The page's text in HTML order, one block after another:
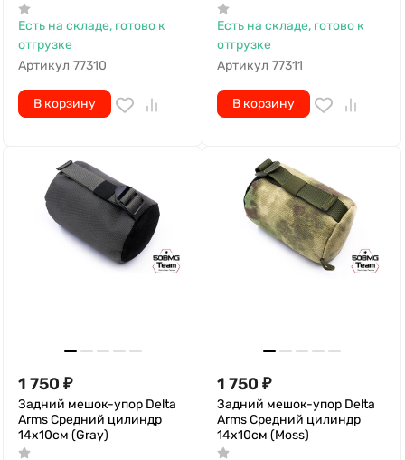
Есть на складе, готово к
отгрузке
Артикул 77310
В корзину
Есть на складе, готово к
отгрузке
Артикул 77311
В корзину
1 750 ₽
Задний мешок-упор Delta
Arms Средний цилиндр
14х10см (Gray)
1 750 ₽
Задний мешок-упор Delta
Arms Средний цилиндр
14х10см (Moss)